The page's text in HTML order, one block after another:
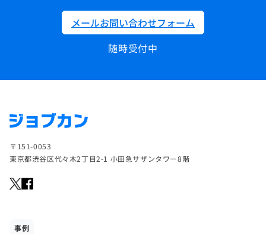
メールお問い合わせフォーム
随時受付中
〒151-0053
東京都渋谷区代々木2丁目2-1 小田急サザンタワー8階
事例